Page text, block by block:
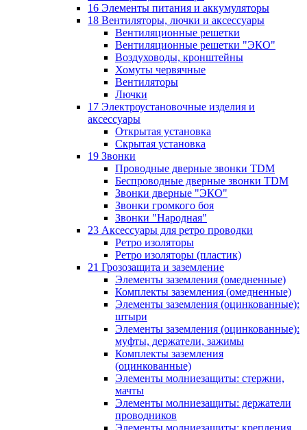
16 Элементы питания и аккумуляторы
18 Вентиляторы, лючки и аксессуары
Вентиляционные решетки
Вентиляционные решетки "ЭКО"
Воздуховоды, кронштейны
Хомуты червячные
Вентиляторы
Лючки
17 Электроустановочные изделия и
аксессуары
Открытая установка
Скрытая установка
19 Звонки
Проводные дверные звонки TDM
Беспроводные дверные звонки TDM
Звонки дверные "ЭКО"
Звонки громкого боя
Звонки "Народная"
23 Аксессуары для ретро проводки
Ретро изоляторы
Ретро изоляторы (пластик)
21 Грозозащита и заземление
Элементы заземления (омедненные)
Комплекты заземления (омедненные)
Элементы заземления (оцинкованные):
штыри
Элементы заземления (оцинкованные):
муфты, держатели, зажимы
Комплекты заземления
(оцинкованные)
Элементы молниезащиты: стержни,
мачты
Элементы молниезащиты: держатели
проводников
Элементы молниезащиты: крепления,